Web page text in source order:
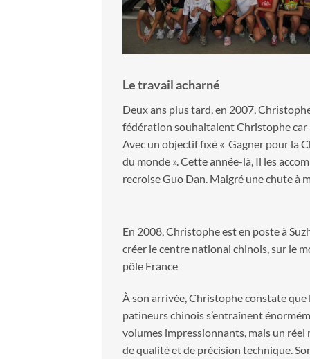
Le travail acharné
Deux ans plus tard, en 2007,
fédération souhaitaient Christophe car
Avec un objectif fixé « Gagner pour la
du monde ». Cette année-là, Il les
recroise Guo Dan. Malgré une chute à
En 2008, Christophe est en poste à
créer le centre national chinois, sur le
pôle France
À son arrivée, Christophe constate que
patineurs chinois s’entraînent
volumes impressionnants, mais un réel
de qualité et de précision technique.